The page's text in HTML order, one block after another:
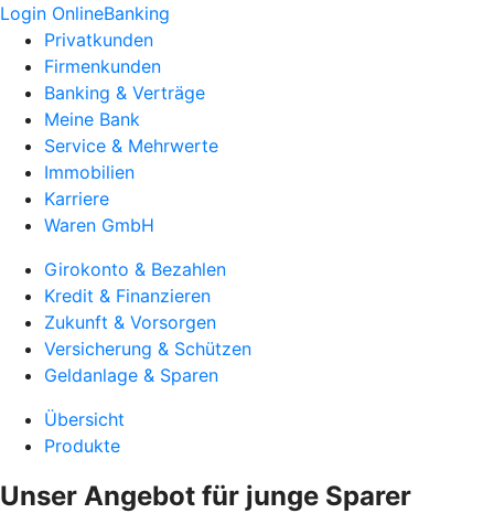
Login OnlineBanking
Privatkunden
Firmenkunden
Banking & Verträge
Meine Bank
Service & Mehrwerte
Immobilien
Karriere
Waren GmbH
Girokonto & Bezahlen
Kredit & Finanzieren
Zukunft & Vorsorgen
Versicherung & Schützen
Geldanlage & Sparen
Übersicht
Produkte
Unser Angebot für junge Sparer